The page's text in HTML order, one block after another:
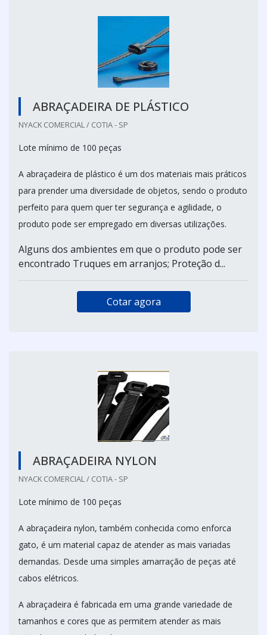
ABRAÇADEIRA DE PLÁSTICO
NYACK COMERCIAL / COTIA - SP
Lote mínimo de 100 peças
A abraçadeira de plástico é um dos materiais mais práticos
para prender uma diversidade de objetos, sendo o produto
perfeito para quem quer ter segurança e agilidade, o
produto pode ser empregado em diversas utilizações.
Alguns dos ambientes em que o produto pode ser
encontrado Truques em arranjos; Proteção d...
Cotar agora
ABRAÇADEIRA NYLON
NYACK COMERCIAL / COTIA - SP
Lote mínimo de 100 peças
A abraçadeira nylon, também conhecida como enforca
gato, é um material capaz de atender as mais variadas
demandas. Desde uma simples amarração de peças até
cabos elétricos.
A abraçadeira é fabricada em uma grande variedade de
tamanhos e cores que as permitem atender as mais